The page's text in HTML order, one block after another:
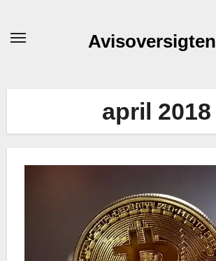
Avisoversigten
april 2018